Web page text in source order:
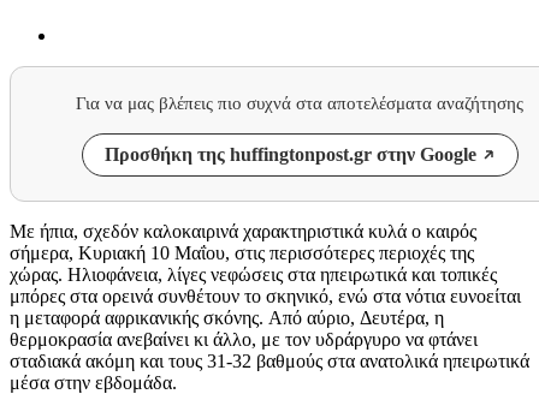
Για να μας βλέπεις πιο συχνά στα αποτελέσματα αναζήτησης
Προσθήκη της huffingtonpost.gr στην Google
Με ήπια, σχεδόν καλοκαιρινά χαρακτηριστικά κυλά ο καιρός
σήμερα, Κυριακή 10 Μαΐου, στις περισσότερες περιοχές της
χώρας. Ηλιοφάνεια, λίγες νεφώσεις στα ηπειρωτικά και τοπικές
μπόρες στα ορεινά συνθέτουν το σκηνικό, ενώ στα νότια ευνοείται
η μεταφορά αφρικανικής σκόνης. Από αύριο, Δευτέρα, η
θερμοκρασία ανεβαίνει κι άλλο, με τον υδράργυρο να φτάνει
σταδιακά ακόμη και τους 31-32 βαθμούς στα ανατολικά ηπειρωτικά
μέσα στην εβδομάδα.